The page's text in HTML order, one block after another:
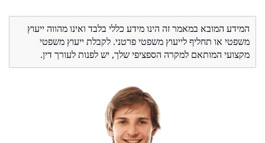
המידע המובא במאמר זה הינו מידע כללי בלבד ואינו מהווה ייעוץ
משפטי או תחליף לייעוץ משפטי פרטני. לקבלת ייעוץ משפטי
מקצועי המותאם למקרה הספציפי שלך, יש לפנות לעורך דין.